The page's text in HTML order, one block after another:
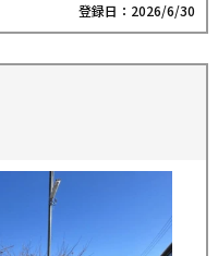
登録日：2026/6/30